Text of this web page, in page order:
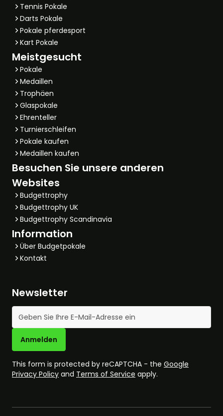
Tennis Pokale
Darts Pokale
Pokale pferdesport
Kart Pokale
Meistgesucht
Pokale
Medaillen
Trophäen
Glaspokale
Ehrenteller
Turnierschleifen
Pokale kaufen
Medaillen kaufen
Besuchen Sie unsere anderen
Websites
Budgettrophy
Budgettrophy UK
Budgettrophy Scandinavia
Information
Über Budgetpokale
Kontakt
Newsletter
E-Mail-Adresse
Anmelden
This form is protected by reCAPTCHA - the Google
Privacy Policy and Terms of Service apply.